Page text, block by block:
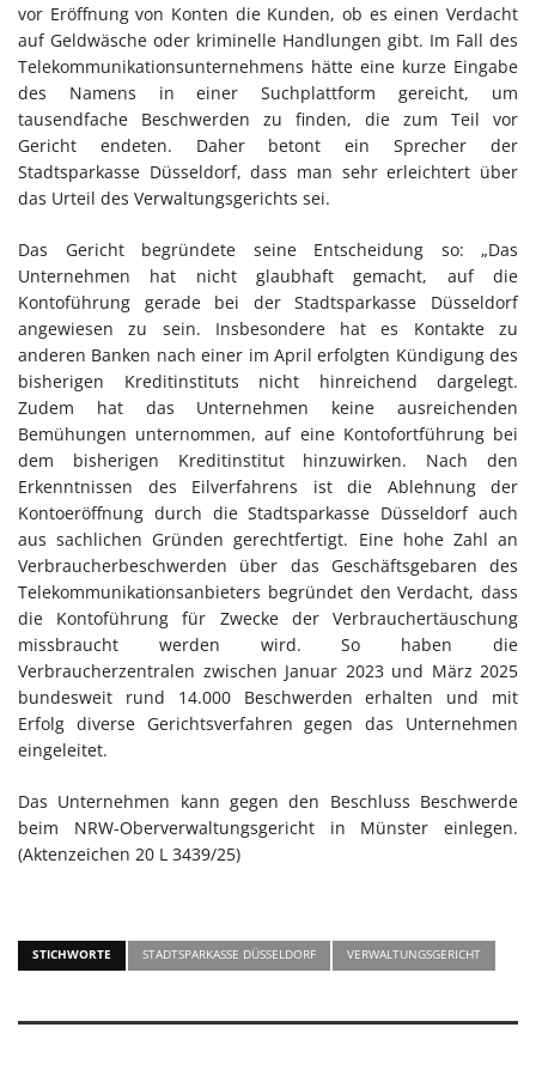
vor Eröffnung von Konten die Kunden, ob es einen Verdacht
auf Geldwäsche oder kriminelle Handlungen gibt. Im Fall des
Telekommunikationsunternehmens hätte eine kurze Eingabe
des Namens in einer Suchplattform gereicht, um
tausendfache Beschwerden zu finden, die zum Teil vor
Gericht endeten. Daher betont ein Sprecher der
Stadtsparkasse Düsseldorf, dass man sehr erleichtert über
das Urteil des Verwaltungsgerichts sei.
Das Gericht begründete seine Entscheidung so: „Das
Unternehmen hat nicht glaubhaft gemacht, auf die
Kontoführung gerade bei der Stadtsparkasse Düsseldorf
angewiesen zu sein. Insbesondere hat es Kontakte zu
anderen Banken nach einer im April erfolgten Kündigung des
bisherigen Kreditinstituts nicht hinreichend dargelegt.
Zudem hat das Unternehmen keine ausreichenden
Bemühungen unternommen, auf eine Kontofortführung bei
dem bisherigen Kreditinstitut hinzuwirken. Nach den
Erkenntnissen des Eilverfahrens ist die Ablehnung der
Kontoeröffnung durch die Stadtsparkasse Düsseldorf auch
aus sachlichen Gründen gerechtfertigt. Eine hohe Zahl an
Verbraucherbeschwerden über das Geschäftsgebaren des
Telekommunikationsanbieters begründet den Verdacht, dass
die Kontoführung für Zwecke der Verbrauchertäuschung
missbraucht werden wird. So haben die
Verbraucherzentralen zwischen Januar 2023 und März 2025
bundesweit rund 14.000 Beschwerden erhalten und mit
Erfolg diverse Gerichtsverfahren gegen das Unternehmen
eingeleitet.
Das Unternehmen kann gegen den Beschluss Beschwerde
beim NRW-Oberverwaltungsgericht in Münster einlegen.
(Aktenzeichen 20 L 3439/25)
STICHWORTE STADTSPARKASSE DÜSSELDORF VERWALTUNGSGERICHT